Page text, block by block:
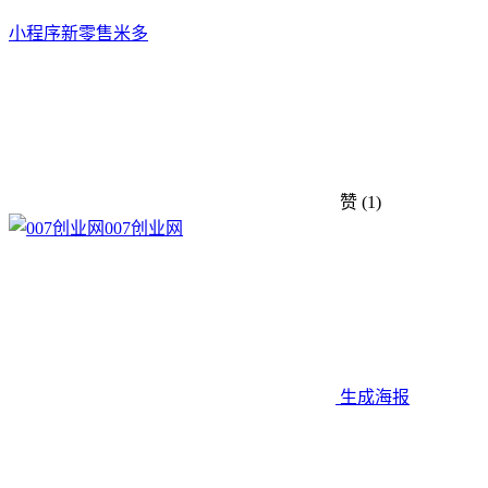
小程序新零售米多
赞 (1)
007创业网
生成海报